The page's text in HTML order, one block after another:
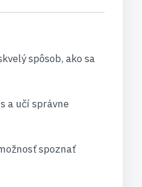
spôsob, ako sa
a učí správne
spoznať